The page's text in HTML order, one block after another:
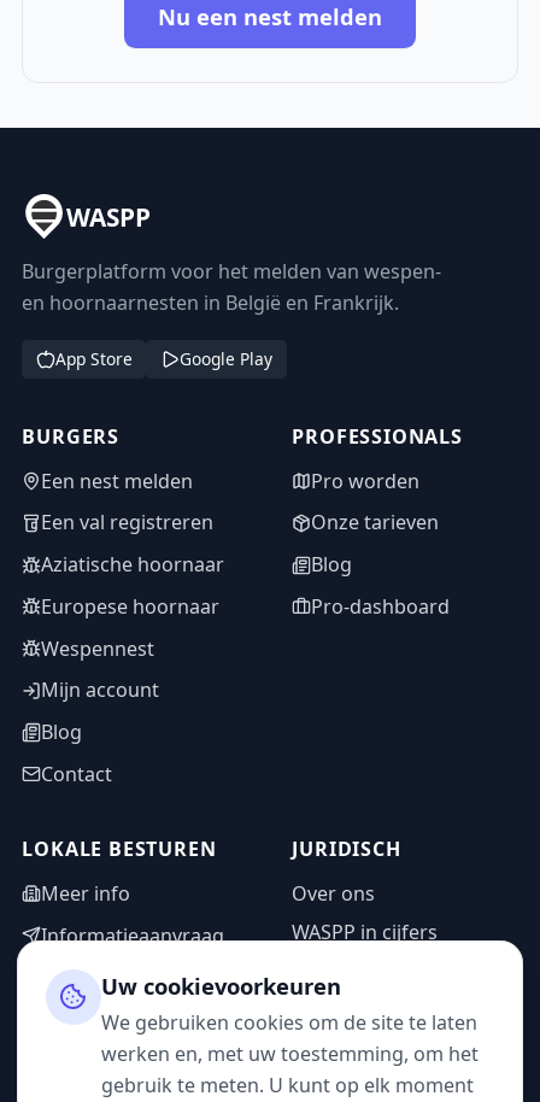
Nu een nest melden
WASPP
Burgerplatform voor het melden van wespen-
en hoornaarnesten in België en Frankrijk.
App Store Google Play
BURGERS
Een nest melden
Een val registreren
Aziatische hoornaar
Europese hoornaar
Wespennest
Mijn account
Blog
Contact
PROFESSIONALS
Pro worden
Onze tarieven
Blog
Pro-dashboard
LOKALE BESTUREN
Meer info
Informatieaanvraag
Adminzone
JURIDISCH
Over ons
WASPP in cijfers
Privacybeleid
Gebruiksvoorwaarden
Uw cookievoorkeuren
We gebruiken cookies om de site te laten
werken en, met uw toestemming, om het
gebruik te meten. U kunt op elk moment